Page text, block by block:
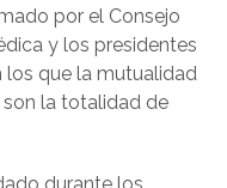
por el Consejo
y los presidentes
que la mutualidad
la totalidad de